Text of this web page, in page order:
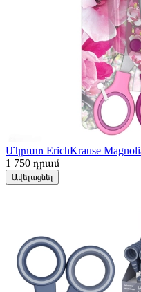
Մկրատ ErichKrause
1 750 դրամ
Ավելացնել